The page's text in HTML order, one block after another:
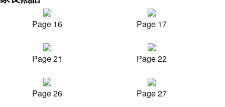
Page 16 Page 17
Page 21 Page 22
Page 26 Page 27